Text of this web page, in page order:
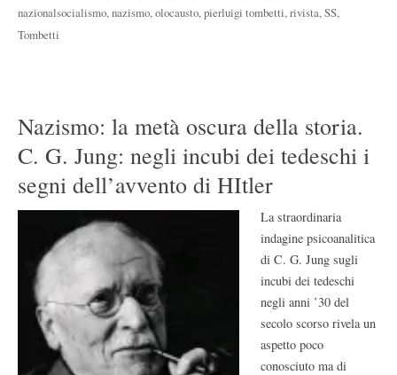
nazionalsocialismo,nazismo,olocausto,pierluigi tombetti,rivista,SS,
Tombetti
Nazismo: la metà oscura della storia.
C. G. Jung: negli incubi dei tedeschi i
segni dell’avvento di HItler
La straordinaria
indagine psicoanalitica
di C. G. Jung sugli
incubi dei tedeschi
negli anni ’30 del
secolo scorso rivela un
aspetto poco
conosciuto ma di